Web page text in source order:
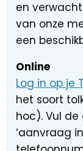
en
van onze
een
Online
Log in op je
het soort
hoc). Vul
‘aanvraag